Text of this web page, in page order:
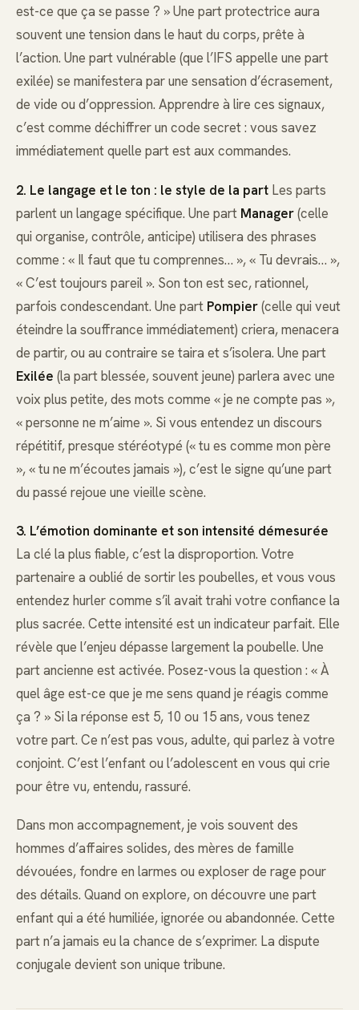
est-ce que ça se passe ? » Une part protectrice aura
souvent une tension dans le haut du corps, prête à
l’action. Une part vulnérable (que l’IFS appelle une part
exilée) se manifestera par une sensation d’écrasement,
de vide ou d’oppression. Apprendre à lire ces signaux,
c’est comme déchiffrer un code secret : vous savez
immédiatement quelle part est aux commandes.
2. Le langage et le ton : le style de la part Les parts
parlent un langage spécifique. Une part Manager(celle
qui organise, contrôle, anticipe) utilisera des phrases
comme : « Il faut que tu comprennes… », « Tu devrais… »,
« C’est toujours pareil ». Son ton est sec, rationnel,
parfois condescendant. Une part Pompier(celle qui veut
éteindre la souffrance immédiatement) criera, menacera
de partir, ou au contraire se taira et s’isolera. Une part
Exilée (la part blessée, souvent jeune) parlera avec une
voix plus petite, des mots comme « je ne compte pas »,
« personne ne m’aime ». Si vous entendez un discours
répétitif, presque stéréotypé (« tu es comme mon père
», « tu ne m’écoutes jamais »), c’est le signe qu’une part
du passé rejoue une vieille scène.
3. L’émotion dominante et son intensité démesurée
La clé la plus fiable, c’est la disproportion. Votre
partenaire a oublié de sortir les poubelles, et vous vous
entendez hurler comme s’il avait trahi votre confiance la
plus sacrée. Cette intensité est un indicateur parfait. Elle
révèle que l’enjeu dépasse largement la poubelle. Une
part ancienne est activée. Posez-vous la question : « À
quel âge est-ce que je me sens quand je réagis comme
ça ? » Si la réponse est 5, 10 ou 15 ans, vous tenez
votre part. Ce n’est pas vous, adulte, qui parlez à votre
conjoint. C’est l’enfant ou l’adolescent en vous qui crie
pour être vu, entendu, rassuré.
Dans mon accompagnement, je vois souvent des
hommes d’affaires solides, des mères de famille
dévouées, fondre en larmes ou exploser de rage pour
des détails. Quand on explore, on découvre une part
enfant qui a été humiliée, ignorée ou abandonnée. Cette
part n’a jamais eu la chance de s’exprimer. La dispute
conjugale devient son unique tribune.